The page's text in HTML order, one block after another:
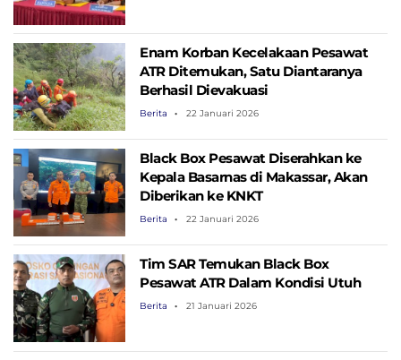
Enam Korban Kecelakaan Pesawat
ATR Ditemukan, Satu Diantaranya
Berhasil Dievakuasi
Berita 22 Januari 2026
Black Box Pesawat Diserahkan ke
Kepala Basarnas di Makassar, Akan
Diberikan ke KNKT
Berita 22 Januari 2026
Tim SAR Temukan Black Box
Pesawat ATR Dalam Kondisi Utuh
Berita 21 Januari 2026